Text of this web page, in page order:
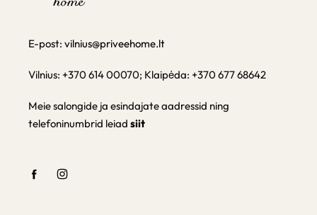
E-post: vilnius@priveehome.lt
Vilnius: +370 614 00070; Klaipėda: +370 677 68642
Meie salongide ja esindajate aadressid ning
telefoninumbrid leiad siit